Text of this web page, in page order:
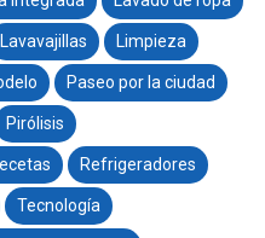
Lavavajillas Limpieza
Paseo por la ciudad
Pirólisis
Refrigeradores
Tecnología